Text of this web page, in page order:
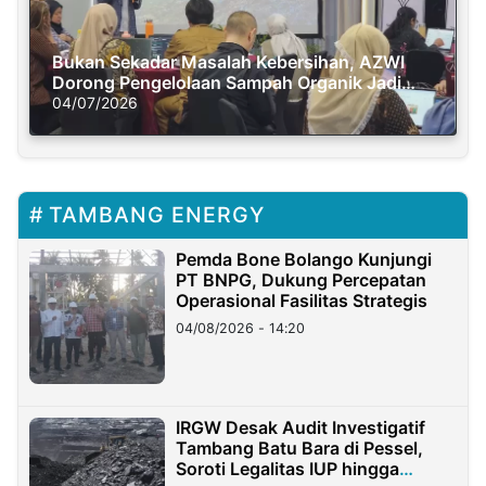
Bukan Sekadar Masalah Kebersihan, AZWI
Dorong Pengelolaan Sampah Organik Jadi
Solusi Krisis Iklim
04/07/2026
TAMBANG ENERGY
Pemda Bone Bolango Kunjungi
PT BNPG, Dukung Percepatan
Operasional Fasilitas Strategis
04/08/2026 - 14:20
IRGW Desak Audit Investigatif
Tambang Batu Bara di Pessel,
Soroti Legalitas IUP hingga